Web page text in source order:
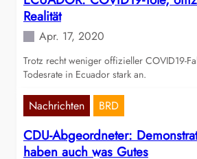
Realität
Apr. 17, 2020
Trotz recht weniger offizieller COVID19-
Todesrate in Ecuador stark an.
Nachrichten BRD
CDU-Abgeordneter:
haben auch was Gutes